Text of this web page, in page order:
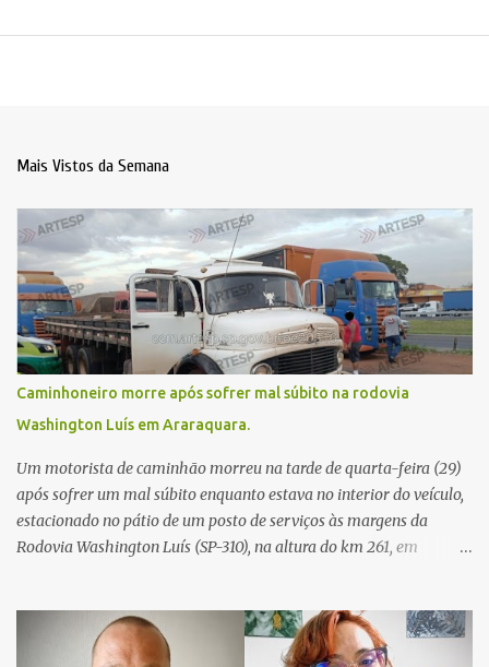
Mais Vistos da Semana
Caminhoneiro morre após sofrer mal súbito na rodovia
Washington Luís em Araraquara.
Um motorista de caminhão morreu na tarde de quarta-feira (29)
após sofrer um mal súbito enquanto estava no interior do veículo,
estacionado no pátio de um posto de serviços às margens da
Rodovia Washington Luís (SP-310), na altura do km 261, em
relatos de que havia um condutor inconsciente dentro de um
caminhão. Equipes de resgate foram rapidamente deslocadas ao